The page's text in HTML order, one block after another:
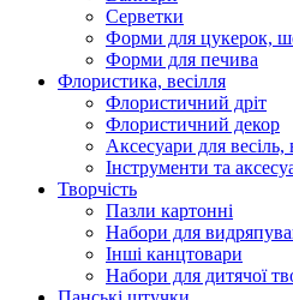
Серветки
Форми для цукерок,
Форми для печива
Флористика, весілля
Флористичний дріт
Флористичний декор
Аксесуари для весіль,
Інструменти та
Творчість
Пазли картонні
Набори для
Інші канцтовари
Набори для дитячої